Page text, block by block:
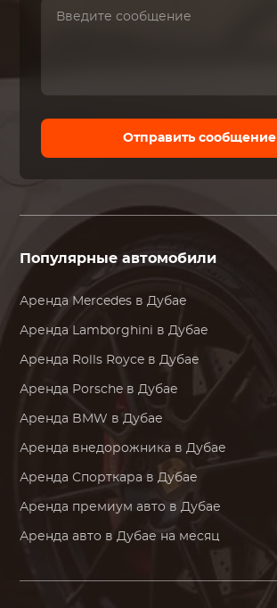
Отправить сообщение
Популярные автомобили
Аренда Mercedes в Дубае
Аренда Lamborghini в Дубае
Аренда Rolls Royce в Дубае
Аренда Porsche в Дубае
Аренда BMW в Дубае
Аренда внедорожника в Дубае
Аренда Спорткара в Дубае
Аренда премиум авто в Дубае
Аренда авто в Дубае на месяц